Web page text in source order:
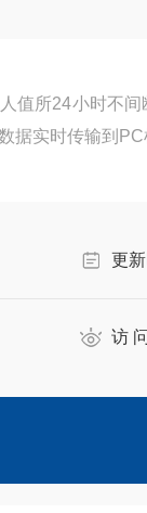
值所24小时不
据实时传输到
更新
访